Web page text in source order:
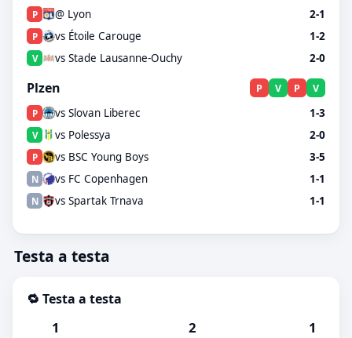
P @ Lyon 2-1
P vs Étoile Carouge 1-2
V vs Stade Lausanne-Ouchy 2-0
Plzen P V P V
P vs Slovan Liberec 1-3
V vs Polessya 2-0
P vs BSC Young Boys 3-5
N vs FC Copenhagen 1-1
N vs Spartak Trnava 1-1
Testa a testa
🔁 Testa a testa
1 2 1